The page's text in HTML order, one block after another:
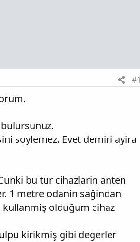
#1
soylemez. Evet demiri ayira
bu tur cihazlarin anten
1 metre odanin sağindan
kullanmiş olduğum cihaz
kirikmiş gibi degerler